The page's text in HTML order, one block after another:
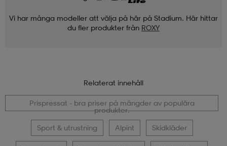
Vi har många modeller att välja på här på Stadium. Här hittar
du fler produkter från ROXY
Relaterat innehåll
Prispressat - bra priser på mängder av populära
produkter.
Sport & utrustning Alpint Skidkläder